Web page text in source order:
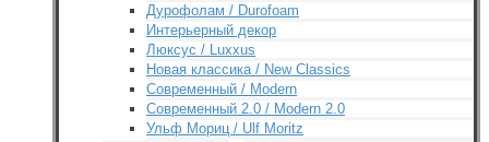
Дурофолам / Durofoam
Интерьерный декор
Люксус / Luxxus
Новая классика / New Classics
Современный / Modern
Современный 2.0 / Modern 2.0
Ульф Мориц / Ulf Moritz